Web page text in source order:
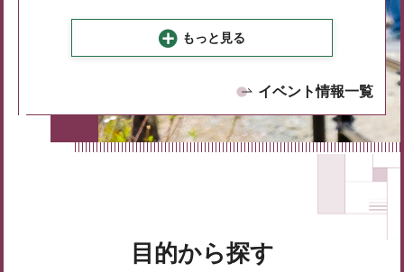
もっと見る
イベント情報一覧
目的から探す